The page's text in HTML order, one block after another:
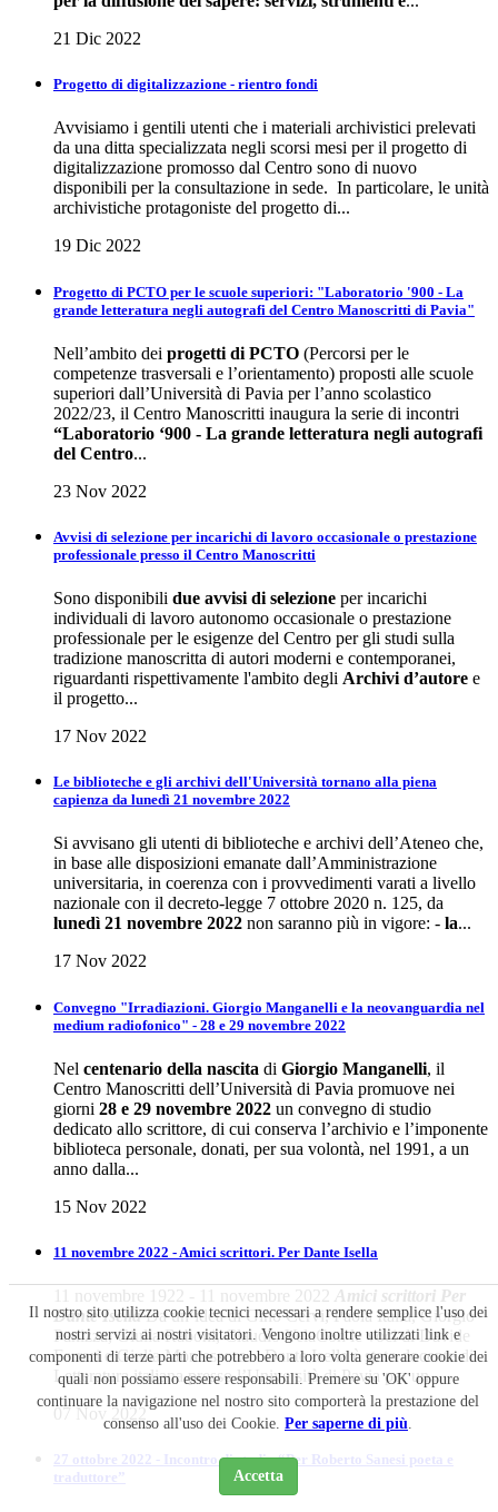
Il nostro sito utilizza cookie tecnici necessari a rendere semplice l'uso dei
nostri servizi ai nostri visitatori. Vengono inoltre utilizzati link e
componenti di terze parti che potrebbero a loro volta generare cookie dei
quali non possiamo essere responsabili. Premere su 'OK' oppure
continuare la navigazione nel nostro sito comporterà la prestazione del
consenso all'uso dei Cookie. Per saperne di più.
Accetta
21 Dic 2022
Progetto di digitalizzazione - rientro fondi
Avvisiamo i gentili utenti che i materiali archivistici prelevati
da una ditta specializzata negli scorsi mesi per il progetto di
digitalizzazione promosso dal Centro sono di nuovo
disponibili per la consultazione in sede. In particolare, le unità
archivistiche protagoniste del progetto di...
19 Dic 2022
Progetto di PCTO per le scuole superiori: "Laboratorio '900 - La
grande letteratura negli autografi del Centro Manoscritti di Pavia"
Nell’ambito dei progetti di PCTO (Percorsi per le
competenze trasversali e l’orientamento) proposti alle scuole
superiori dall’Università di Pavia per l’anno scolastico
2022/23, il Centro Manoscritti inaugura la serie di incontri
“Laboratorio ‘900 - La grande letteratura negli autografi
del Centro...
23 Nov 2022
Avvisi di selezione per incarichi di lavoro occasionale o prestazione
professionale presso il Centro Manoscritti
Sono disponibili due avvisi di selezione per incarichi
individuali di lavoro autonomo occasionale o prestazione
professionale per le esigenze del Centro per gli studi sulla
tradizione manoscritta di autori moderni e contemporanei,
riguardanti rispettivamente l'ambito degli Archivi d’autore e
il progetto...
17 Nov 2022
Le biblioteche e gli archivi dell'Università tornano alla piena
capienza da lunedì 21 novembre 2022
Si avvisano gli utenti di biblioteche e archivi dell’Ateneo che,
in base alle disposizioni emanate dall’Amministrazione
universitaria, in coerenza con i provvedimenti varati a livello
nazionale con il decreto-legge 7 ottobre 2020 n. 125, da
lunedì 21 novembre 2022 non saranno più in vigore: - la...
17 Nov 2022
Convegno "Irradiazioni. Giorgio Manganelli e la neovanguardia nel
medium radiofonico" - 28 e 29 novembre 2022
Nel centenario della nascita di Giorgio Manganelli, il
Centro Manoscritti dell’Università di Pavia promuove nei
giorni 28 e 29 novembre 2022 un convegno di studio
dedicato allo scrittore, di cui conserva l’archivio e l’imponente
biblioteca personale, donati, per sua volontà, nel 1991, a un
anno dalla...
15 Nov 2022
11 novembre 2022 - Amici scrittori. Per Dante Isella
11 novembre 1922 - 11 novembre 2022 Amici scrittori Per
Dante IsellaDa un’idea di Gino Cervi, Paola Italia, Giorgio
Panizza, Giulia Raboni, Claudio VelaCon le voci di Davide
Ferrari e Giulia Montessoro. Dante Isella è stato docente di
Letteratura italiana presso l’Università di Pavia per un...
07 Nov 2022
27 ottobre 2022 - Incontro di studio “Per Roberto Sanesi poeta e
traduttore”